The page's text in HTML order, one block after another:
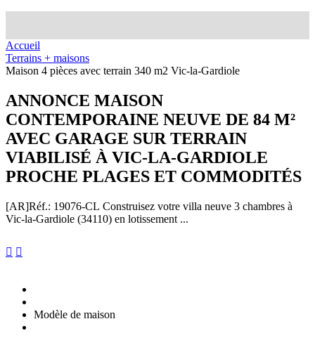
Accueil
Terrains + maisons
Maison 4 pièces avec terrain 340 m2 Vic-la-Gardiole
ANNONCE MAISON
CONTEMPORAINE NEUVE DE 84 M²
AVEC GARAGE SUR TERRAIN
VIABILISÉ À VIC-LA-GARDIOLE
PROCHE PLAGES ET COMMODITÉS
[AR]Réf.: 19076-CL Construisez votre villa neuve 3 chambres à
Vic-la-Gardiole (34110) en lotissement ...
 
Modèle de maison